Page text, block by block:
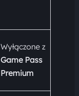
Wyłączone z
Game Pass
Premium